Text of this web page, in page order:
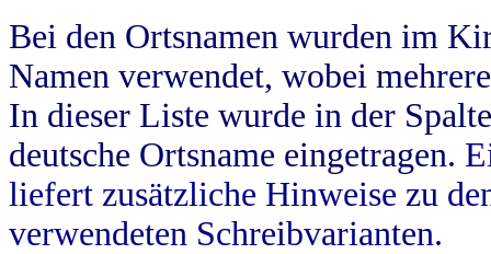
Bei den Ortsnamen wurden im
Namen verwendet, wobei
In dieser Liste wurde in der
deutsche Ortsname eingetragen.
liefert zusätzliche Hinweise zu
verwendeten Schreibvarianten.